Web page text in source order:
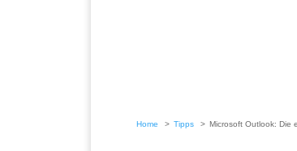
Home Tipps Microsoft Outlook: Die